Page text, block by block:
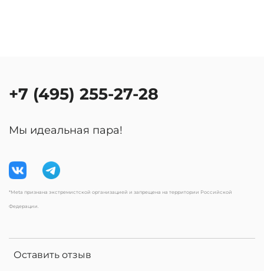
Оставить отзыв
+7 (495) 255-27-28
Мы идеальная пара!
*Meta признана экстремистской организацией и запрещена на территории Российской
Федерации.